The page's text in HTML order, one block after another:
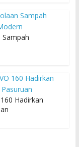
Hadirkan